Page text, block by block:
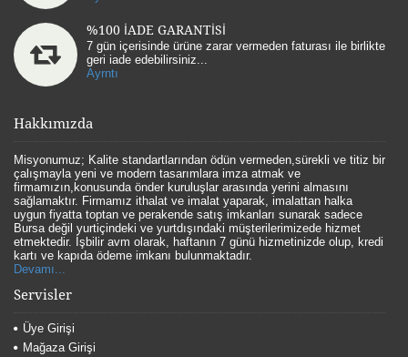
%100 İADE GARANTİSİ
7 gün içerisinde ürüne zarar vermeden faturası ile birlikte
geri iade edebilirsiniz...
Ayrntı
Hakkımızda
Misyonumuz; Kalite standartlarından ödün vermeden,sürekli ve titiz bir
çalışmayla yeni ve modern tasarımlara imza atmak ve
firmamızın,konusunda önder kuruluşlar arasında yerini almasını
sağlamaktır. Firmamız ithalat ve imalat yaparak, imalattan halka
uygun fiyatta toptan ve perakende satış imkanları sunarak sadece
Bursa değil yurtiçindeki ve yurtdışındaki müşterilerimizede hizmet
etmektedir. İşbilir avm olarak, haftanın 7 günü hizmetinizde olup, kredi
kartı ve kapıda ödeme imkanı bulunmaktadır.
Devamı...
Servisler
Üye Girişi
Mağaza Girişi